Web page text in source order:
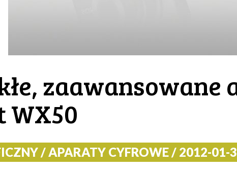
zaawansowane
WX50
/ APARATY CYFROWE / 2012-01-